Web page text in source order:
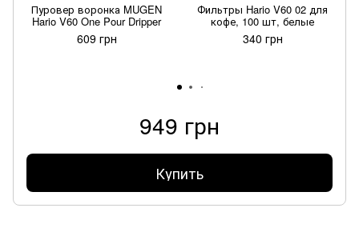
Пуровер воронка MUGEN
Hario V60 One Pour Dripper
609 грн
Фильтры Hario V60 02 для
кофе, 100 шт, белые
340 грн
949 грн
Купить